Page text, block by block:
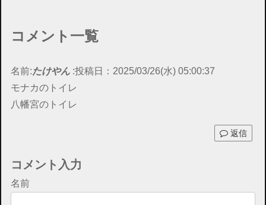
コメント一覧
名前:たけやん :投稿日：2025/03/26(水) 05:00:37
モナカのトイレ
八幡宮のトイレ
返信
コメント入力
名前